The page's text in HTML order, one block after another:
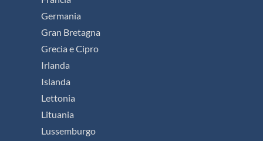
Germania
Gran Bretagna
Grecia e Cipro
Irlanda
Islanda
Lettonia
Lituania
Lussemburgo